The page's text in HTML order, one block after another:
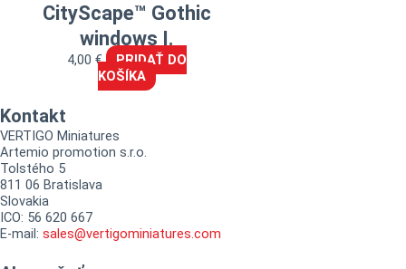
CityScape™ Gothic
windows I.
4,00 €
PRIDAŤ DO
KOŠÍKA
Kontakt
VERTIGO Miniatures
Artemio promotion s.r.o.
Tolstého 5
811 06 Bratislava
Slovakia
ICO: 56 620 667
E-mail: sales@vertigominiatures.com